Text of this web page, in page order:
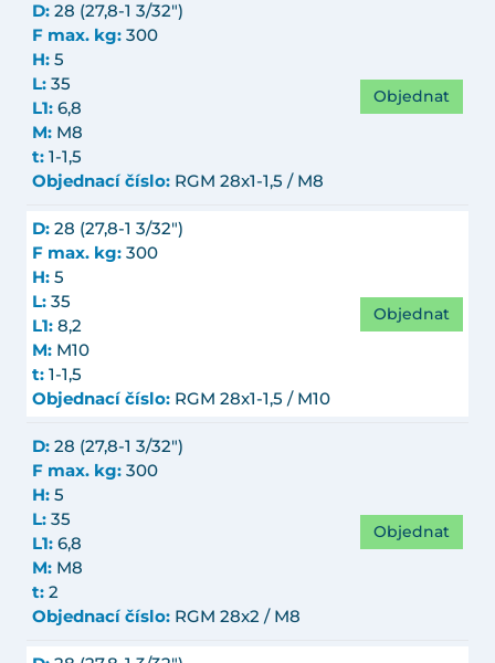
D: 28 (27,8-1 3/32")
F max. kg: 300
H: 5
L: 35
L1: 6,8
M: M8
t: 1-1,5
Objednací číslo: RGM 28x1-1,5 / M8
Objednat
D: 28 (27,8-1 3/32")
F max. kg: 300
H: 5
L: 35
L1: 8,2
M: M10
t: 1-1,5
Objednací číslo: RGM 28x1-1,5 / M10
Objednat
D: 28 (27,8-1 3/32")
F max. kg: 300
H: 5
L: 35
L1: 6,8
M: M8
t: 2
Objednací číslo: RGM 28x2 / M8
Objednat